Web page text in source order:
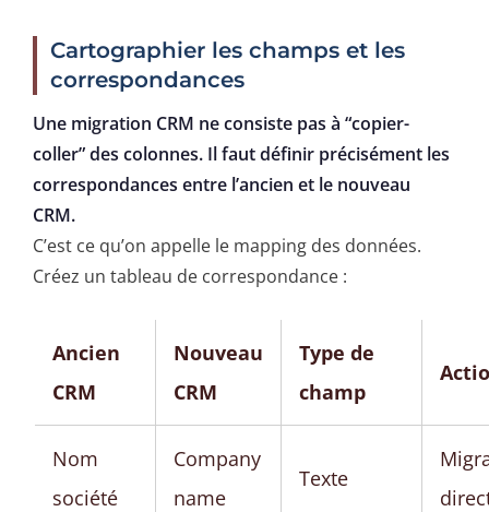
Cartographier les champs et les
correspondances
Une migration CRM ne consiste pas à “copier-
coller” des colonnes. Il faut définir précisément les
correspondances entre l’ancien et le nouveau
CRM.
C’est ce qu’on appelle le mapping des données.
Créez un tableau de correspondance :
Ancien
CRM
Nouveau
CRM
Type de
champ
Nom
société
Company
name
Texte